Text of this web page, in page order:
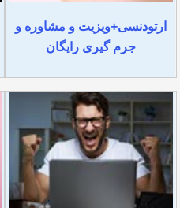
ارتودنسی+ویزیت و مشاوره و
جرم گیری رایگان